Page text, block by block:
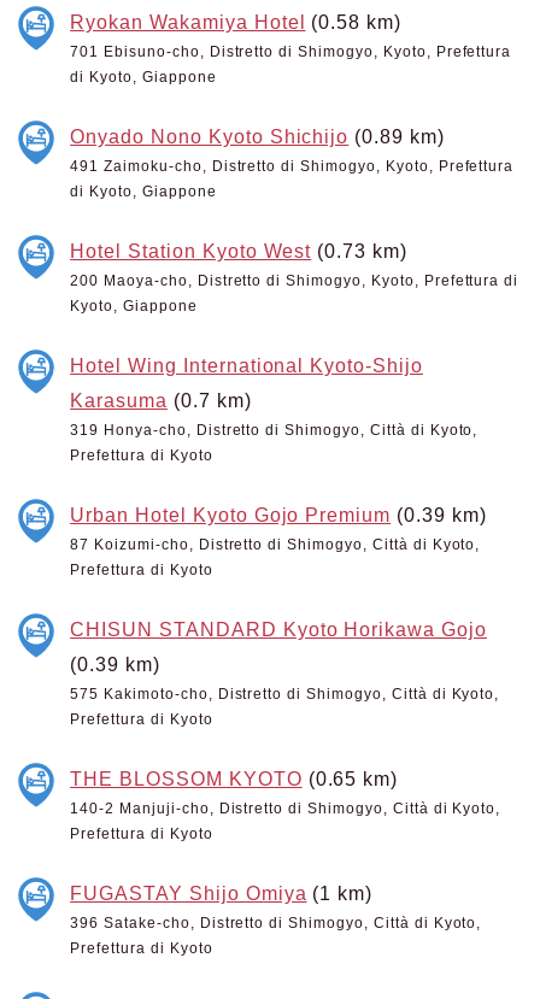
Ryokan Wakamiya Hotel (0.58 km)
701 Ebisuno-cho, Distretto di Shimogyo, Kyoto, Prefettura
di Kyoto, Giappone
Onyado Nono Kyoto Shichijo (0.89 km)
491 Zaimoku-cho, Distretto di Shimogyo, Kyoto, Prefettura
di Kyoto, Giappone
Hotel Station Kyoto West (0.73 km)
200 Maoya-cho, Distretto di Shimogyo, Kyoto, Prefettura di
Kyoto, Giappone
Hotel Wing International Kyoto-Shijo
Karasuma (0.7 km)
319 Honya-cho, Distretto di Shimogyo, Città di Kyoto,
Prefettura di Kyoto
Urban Hotel Kyoto Gojo Premium (0.39 km)
87 Koizumi-cho, Distretto di Shimogyo, Città di Kyoto,
Prefettura di Kyoto
CHISUN STANDARD Kyoto Horikawa Gojo
(0.39 km)
575 Kakimoto-cho, Distretto di Shimogyo, Città di Kyoto,
Prefettura di Kyoto
THE BLOSSOM KYOTO (0.65 km)
140-2 Manjuji-cho, Distretto di Shimogyo, Città di Kyoto,
Prefettura di Kyoto
FUGASTAY Shijo Omiya (1 km)
396 Satake-cho, Distretto di Shimogyo, Città di Kyoto,
Prefettura di Kyoto